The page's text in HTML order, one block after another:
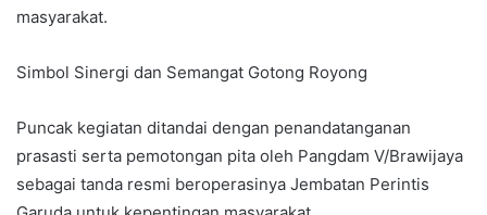
masyarakat.
Simbol Sinergi dan Semangat Gotong Royong
Puncak kegiatan ditandai dengan penandatanganan
prasasti serta pemotongan pita oleh Pangdam V/Brawijaya
sebagai tanda resmi beroperasinya Jembatan Perintis